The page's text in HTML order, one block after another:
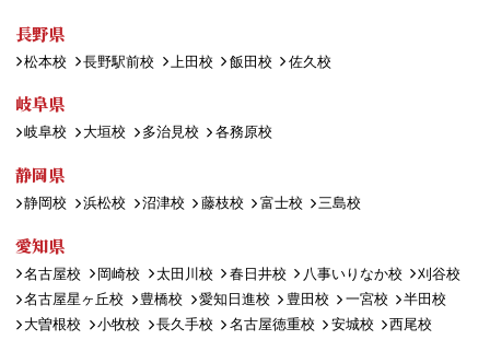
長野県
松本校 長野駅前校 上田校 飯田校 佐久校
岐阜県
岐阜校 大垣校 多治見校 各務原校
静岡県
静岡校 浜松校 沼津校 藤枝校 富士校 三島校
愛知県
名古屋校 岡崎校 太田川校 春日井校 八事いりなか校
刈谷校
名古屋星ヶ丘校
豊橋校 愛知日進校 豊田校 一宮校
半田校
大曽根校
小牧校 長久手校 名古屋徳重校 安城校
西尾校